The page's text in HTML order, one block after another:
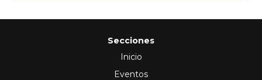
Secciones
Inicio
Eventos